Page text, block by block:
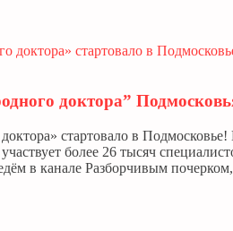
доктора”
стартовало в
более 26 тысяч
в канале Разборчивым